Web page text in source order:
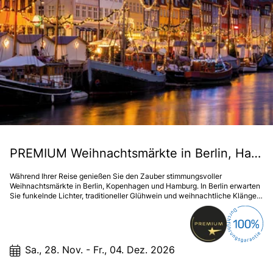
PREMIUM Weihnachtsmärkte in Berlin, Hamburg & Kopenhagen
Während Ihrer Reise genießen Sie den Zauber stimmungsvoller
Weihnachtsmärkte in Berlin, Kopenhagen und Hamburg. In Berlin erwarten
Sie funkelnde Lichter, traditioneller Glühwein und weihnachtliche Klänge.
Kopenhagen verzaubert mit skandinavischem Flair, liebevoll dekorierten
Ständen und dem Duft von Zimtschnecken und Gløgg. In Hamburg erleben
Sie den festlich erleuchteten Adventsmarkt vor dem Rathaus, wo
norddeutsche Gemütlichkeit und weihnachtliche Atmosphäre
zusammentreffen – eine winterliche Genussreise voller Lichterglanz.
Sa., 28. Nov. - Fr., 04. Dez. 2026